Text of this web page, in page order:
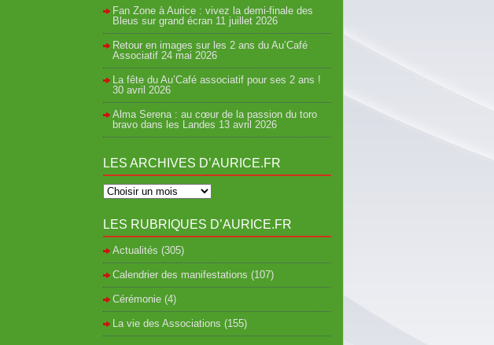
Fan Zone à Aurice : vivez la demi-finale des
Bleus sur grand écran 11 juillet 2026
Retour en images sur les 2 ans du Au’Café
Associatif 24 mai 2026
La fête du Au’Café associatif pour ses 2 ans !
30 avril 2026
Alma Serena : au cœur de la passion du toro
bravo dans les Landes 13 avril 2026
LES ARCHIVES D’AURICE.FR
LES RUBRIQUES D’AURICE.FR
Actualités (305)
Calendrier des manifestations (107)
Cérémonie (4)
La vie des Associations (155)